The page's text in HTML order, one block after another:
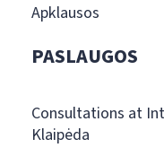
Apklausos
PASLAUGOS
Consultations at
Klaipėda